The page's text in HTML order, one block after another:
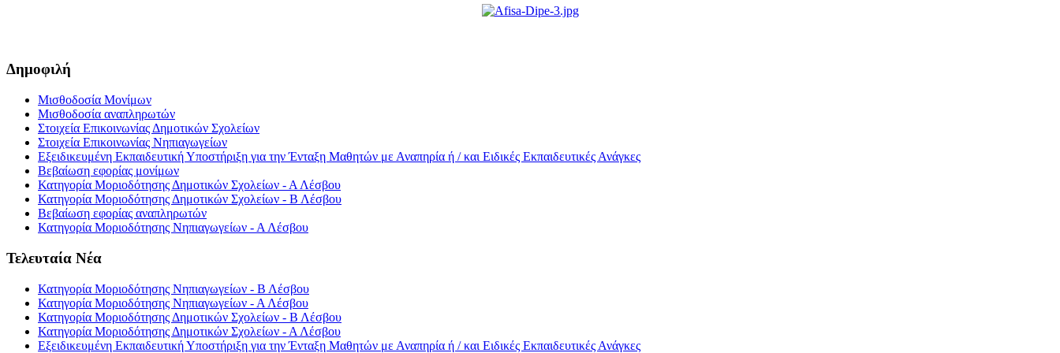
Δημοφιλή
Μισθοδοσία Μονίμων
Μισθοδοσία αναπληρωτών
Στοιχεία Επικοινωνίας Δημοτικών Σχολείων
Στοιχεία Επικοινωνίας Νηπιαγωγείων
Εξειδικευμένη Εκπαιδευτική Υποστήριξη για την Ένταξη Μαθητών με Αναπηρία ή / και Eιδικές Εκπαιδευτικές Ανάγκες
Βεβαίωση εφορίας μονίμων
Κατηγορία Μοριοδότησης Δημοτικών Σχολείων - Α Λέσβου
Κατηγορία Μοριοδότησης Δημοτικών Σχολείων - Β Λέσβου
Βεβαίωση εφορίας αναπληρωτών
Κατηγορία Μοριοδότησης Νηπιαγωγείων - Α Λέσβου
Τελευταία Νέα
Κατηγορία Μοριοδότησης Νηπιαγωγείων - Β Λέσβου
Κατηγορία Μοριοδότησης Νηπιαγωγείων - Α Λέσβου
Κατηγορία Μοριοδότησης Δημοτικών Σχολείων - Β Λέσβου
Κατηγορία Μοριοδότησης Δημοτικών Σχολείων - Α Λέσβου
Εξειδικευμένη Εκπαιδευτική Υποστήριξη για την Ένταξη Μαθητών με Αναπηρία ή / και Eιδικές Εκπαιδευτικές Ανάγκες